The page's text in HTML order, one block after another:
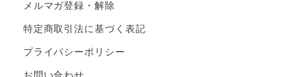
メルマガ登録・解除
特定商取引法に基づく表記
プライバシーポリシー